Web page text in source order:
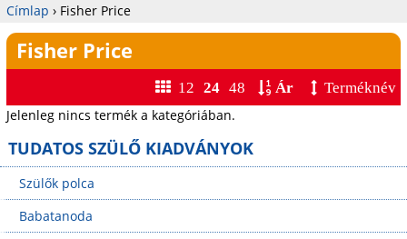
Jelenlegi
hely
Címlap › Fisher Price
Fisher Price
12 24 48 Ár
Terméknév
Jelenleg nincs termék a kategóriában.
TUDATOS SZÜLŐ KIADVÁNYOK
Szülők polca
Babatanoda